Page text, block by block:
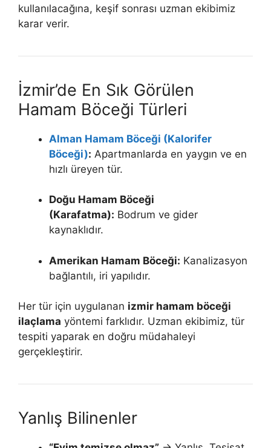
kullanılacağına, keşif sonrası uzman ekibimiz
karar verir.
İzmir’de En Sık Görülen
Hamam Böceği Türleri
Alman Hamam Böceği (Kalorifer
Böceği): Apartmanlarda en yaygın ve en
hızlı üreyen tür.
Doğu Hamam Böceği
(Karafatma): Bodrum ve gider
kaynaklıdır.
Amerikan Hamam Böceği: Kanalizasyon
bağlantılı, iri yapılıdır.
Her tür için uygulanan izmir hamam böceği
ilaçlama yöntemi farklıdır. Uzman ekibimiz, tür
tespiti yaparak en doğru müdahaleyi
gerçekleştirir.
Yanlış Bilinenler